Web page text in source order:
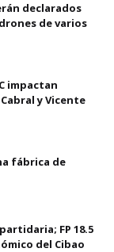
declarados
de varios
impactan
y Vicente
fábrica de
FP 18.5
del Cibao